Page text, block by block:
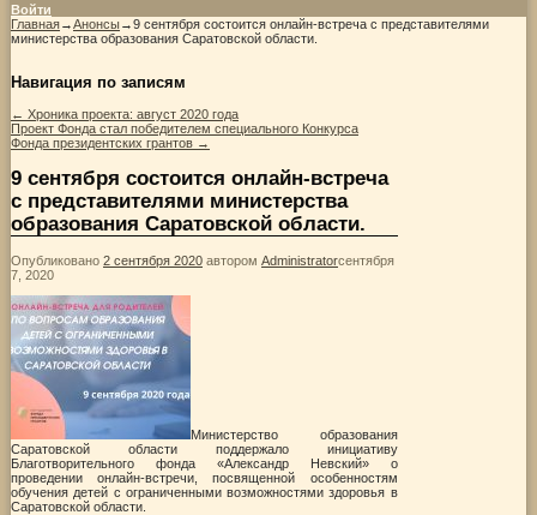
Войти
Главная→Анонсы→9 сентября состоится онлайн-встреча с представителями
министерства образования Саратовской области.
Навигация по записям
← Хроника проекта: август 2020 года
Проект Фонда стал победителем специального Конкурса
Фонда президентских грантов →
9 сентября состоится онлайн-встреча
с представителями министерства
образования Саратовской области.
Опубликовано 2 сентября 2020 автором Administratorсентября
7, 2020
Министерство образования
Саратовской области поддержало инициативу
Благотворительного фонда «Александр Невский» о
проведении онлайн-встречи, посвященной особенностям
обучения детей с ограниченными возможностями здоровья в
Саратовской области.